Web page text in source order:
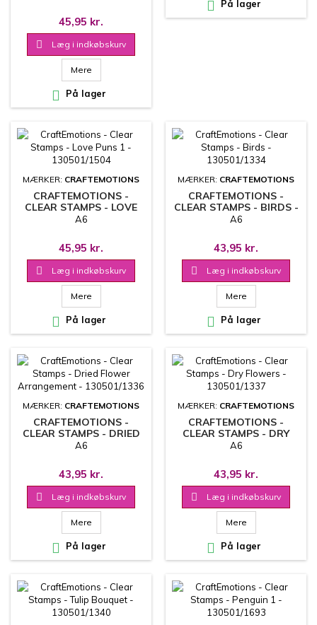
45,95 kr.
 Læg i indkøbskurv
Mere
 På lager
 På lager
MÆRKER: CRAFTEMOTIONS
CRAFTEMOTIONS -
CLEAR STAMPS - LOVE
PUNS 1 - 130501/1504
A6
45,95 kr.
 Læg i indkøbskurv
Mere
 På lager
MÆRKER: CRAFTEMOTIONS
CRAFTEMOTIONS -
CLEAR STAMPS - BIRDS -
130501/1334
A6
43,95 kr.
 Læg i indkøbskurv
Mere
 På lager
MÆRKER: CRAFTEMOTIONS
CRAFTEMOTIONS -
CLEAR STAMPS - DRIED
FLOWER ARRANGEMENT
A6
43,95 kr.
 Læg i indkøbskurv
Mere
 På lager
MÆRKER: CRAFTEMOTIONS
CRAFTEMOTIONS -
CLEAR STAMPS - DRY
FLOWERS - 130501/1337
A6
43,95 kr.
 Læg i indkøbskurv
Mere
 På lager